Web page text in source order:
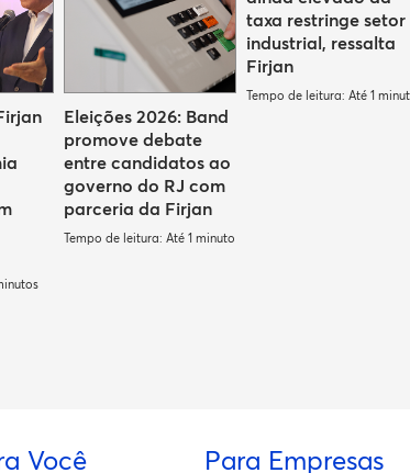
Eleições 2026: Band
promove debate
entre candidatos ao
governo do RJ com
parceria da Firjan
Tempo de leitura: Até 1 minuto
taxa restringe setor
industrial, ressalta
Firjan
Tempo de leitura: Até 1
Você Para Empresas